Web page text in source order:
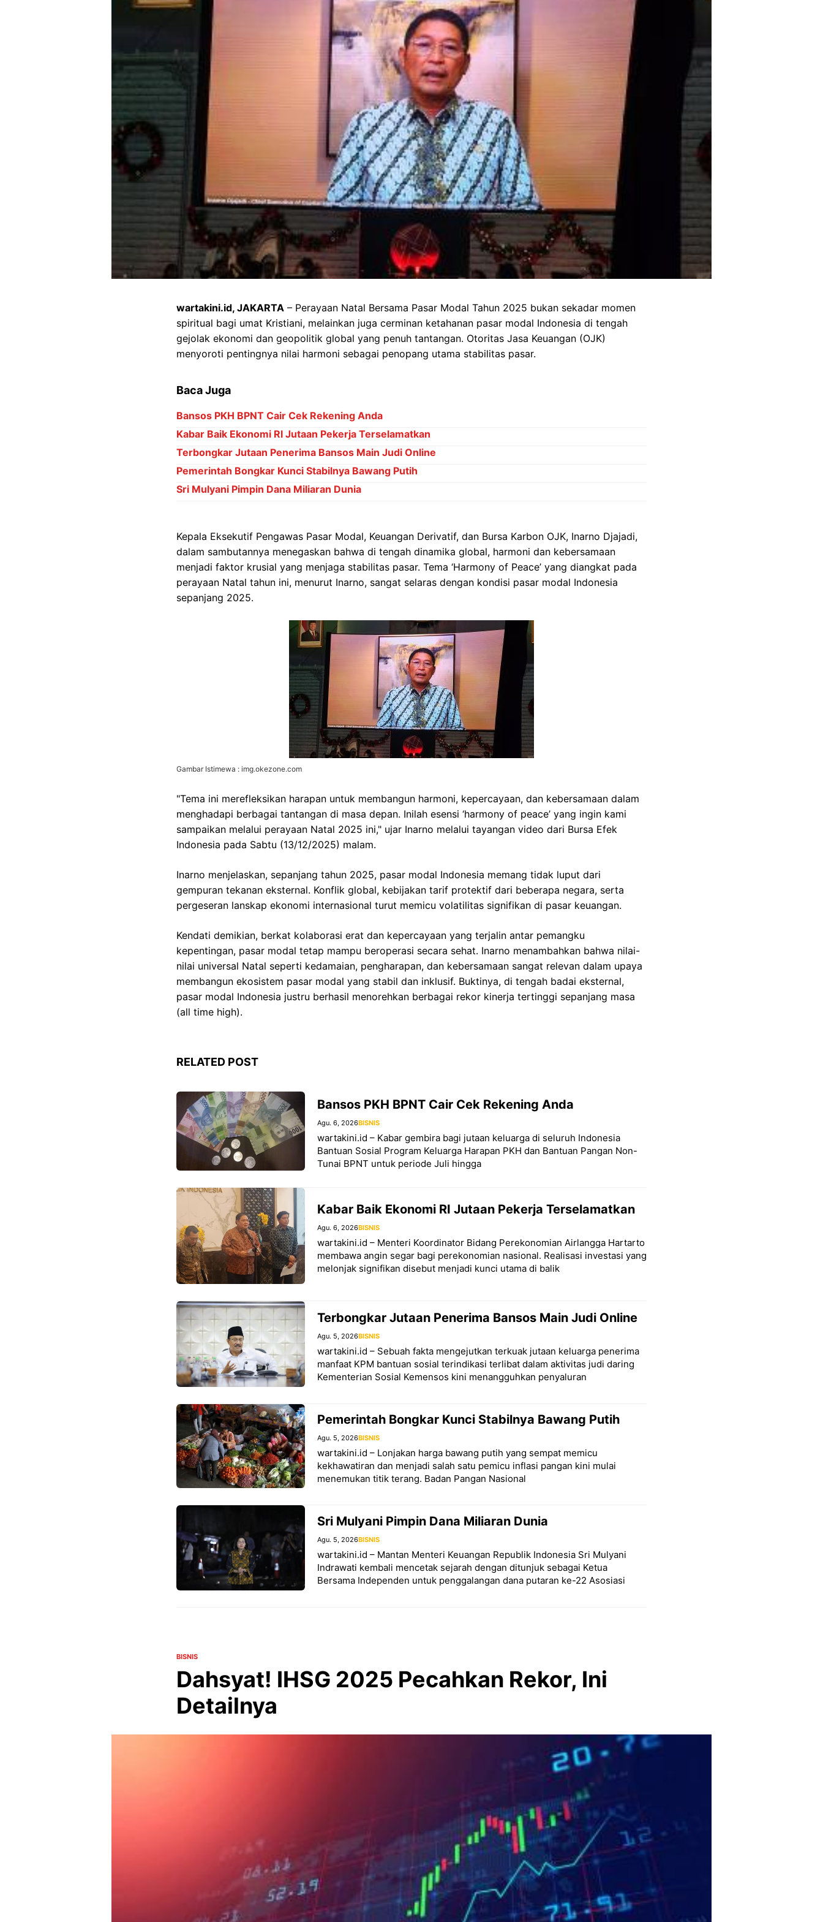
wartakini.id, JAKARTA – Perayaan Natal Bersama Pasar Modal Tahun 2025 bukan sekadar momen
spiritual bagi umat Kristiani, melainkan juga cerminan ketahanan pasar modal Indonesia di tengah
gejolak ekonomi dan geopolitik global yang penuh tantangan. Otoritas Jasa Keuangan (OJK)
menyoroti pentingnya nilai harmoni sebagai penopang utama stabilitas pasar.
Baca Juga
Bansos PKH BPNT Cair Cek Rekening Anda
Kabar Baik Ekonomi RI Jutaan Pekerja Terselamatkan
Terbongkar Jutaan Penerima Bansos Main Judi Online
Pemerintah Bongkar Kunci Stabilnya Bawang Putih
Sri Mulyani Pimpin Dana Miliaran Dunia
Kepala Eksekutif Pengawas Pasar Modal, Keuangan Derivatif, dan Bursa Karbon OJK, Inarno Djajadi,
dalam sambutannya menegaskan bahwa di tengah dinamika global, harmoni dan kebersamaan
menjadi faktor krusial yang menjaga stabilitas pasar. Tema ‘Harmony of Peace’ yang diangkat pada
perayaan Natal tahun ini, menurut Inarno, sangat selaras dengan kondisi pasar modal Indonesia
sepanjang 2025.
Gambar Istimewa : img.okezone.com
"Tema ini merefleksikan harapan untuk membangun harmoni, kepercayaan, dan kebersamaan dalam
menghadapi berbagai tantangan di masa depan. Inilah esensi ‘harmony of peace’ yang ingin kami
sampaikan melalui perayaan Natal 2025 ini," ujar Inarno melalui tayangan video dari Bursa Efek
Indonesia pada Sabtu (13/12/2025) malam.
Inarno menjelaskan, sepanjang tahun 2025, pasar modal Indonesia memang tidak luput dari
gempuran tekanan eksternal. Konflik global, kebijakan tarif protektif dari beberapa negara, serta
pergeseran lanskap ekonomi internasional turut memicu volatilitas signifikan di pasar keuangan.
Kendati demikian, berkat kolaborasi erat dan kepercayaan yang terjalin antar pemangku
kepentingan, pasar modal tetap mampu beroperasi secara sehat. Inarno menambahkan bahwa nilai-
nilai universal Natal seperti kedamaian, pengharapan, dan kebersamaan sangat relevan dalam upaya
membangun ekosistem pasar modal yang stabil dan inklusif. Buktinya, di tengah badai eksternal,
pasar modal Indonesia justru berhasil menorehkan berbagai rekor kinerja tertinggi sepanjang masa
(all time high).
RELATED POST
Bansos PKH BPNT Cair Cek Rekening Anda
Agu. 6, 2026BISNIS
wartakini.id – Kabar gembira bagi jutaan keluarga di seluruh Indonesia
Bantuan Sosial Program Keluarga Harapan PKH dan Bantuan Pangan Non-
Tunai BPNT untuk periode Juli hingga
Kabar Baik Ekonomi RI Jutaan Pekerja Terselamatkan
Agu. 6, 2026BISNIS
wartakini.id – Menteri Koordinator Bidang Perekonomian Airlangga Hartarto
membawa angin segar bagi perekonomian nasional. Realisasi investasi yang
melonjak signifikan disebut menjadi kunci utama di balik
Terbongkar Jutaan Penerima Bansos Main Judi Online
Agu. 5, 2026BISNIS
wartakini.id – Sebuah fakta mengejutkan terkuak jutaan keluarga penerima
manfaat KPM bantuan sosial terindikasi terlibat dalam aktivitas judi daring
Kementerian Sosial Kemensos kini menangguhkan penyaluran
Pemerintah Bongkar Kunci Stabilnya Bawang Putih
Agu. 5, 2026BISNIS
wartakini.id – Lonjakan harga bawang putih yang sempat memicu
kekhawatiran dan menjadi salah satu pemicu inflasi pangan kini mulai
menemukan titik terang. Badan Pangan Nasional
Sri Mulyani Pimpin Dana Miliaran Dunia
Agu. 5, 2026BISNIS
wartakini.id – Mantan Menteri Keuangan Republik Indonesia Sri Mulyani
Indrawati kembali mencetak sejarah dengan ditunjuk sebagai Ketua
Bersama Independen untuk penggalangan dana putaran ke-22 Asosiasi
BISNIS
Dahsyat! IHSG 2025 Pecahkan Rekor, Ini
Detailnya